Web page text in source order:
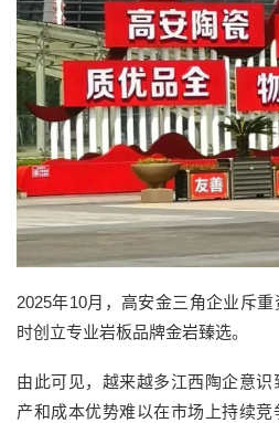
2025年10月，高安金三角企业斥
时创立专业岩板品牌金岩臻选。
由此可见，越来越多江西陶企意
产和成本优势难以在市场上持续